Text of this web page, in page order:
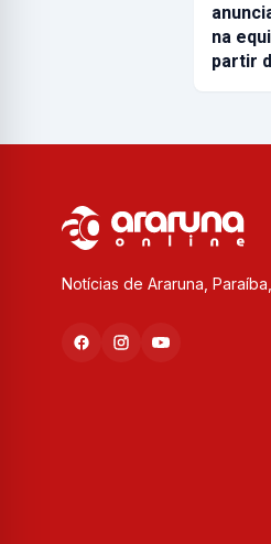
na
partir
Notícias de Araruna,